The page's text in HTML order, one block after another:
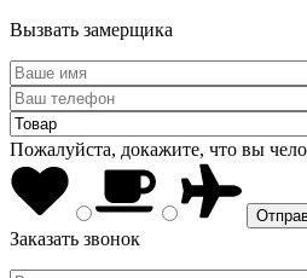
Вызвать замерщика
Пожалуйста, докажите, что вы
Заказать звонок